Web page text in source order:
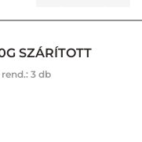
SZÁRÍTOTT
rend.: 3 db